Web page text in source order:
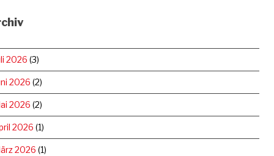
2026 (3)
2026 (2)
2026 (2)
2026 (1)
2026 (1)